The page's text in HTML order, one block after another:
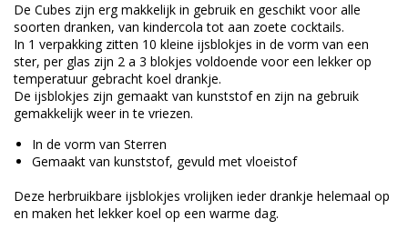
De Cubes zijn erg makkelijk in gebruik en geschikt voor alle
soorten dranken, van kindercola tot aan zoete cocktails.
In 1 verpakking zitten 10 kleine ijsblokjes in de vorm van een
ster, per glas zijn 2 a 3 blokjes voldoende voor een lekker op
temperatuur gebracht koel drankje.
De ijsblokjes zijn gemaakt van kunststof en zijn na gebruik
gemakkelijk weer in te vriezen.
In de vorm van Sterren
Gemaakt van kunststof, gevuld met vloeistof
Deze herbruikbare ijsblokjes vrolijken ieder drankje helemaal op
en maken het lekker koel op een warme dag.